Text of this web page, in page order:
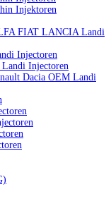
Injektoren
FIAT LANCIA Landi
Injectoren
Injectoren
Dacia OEM Landi